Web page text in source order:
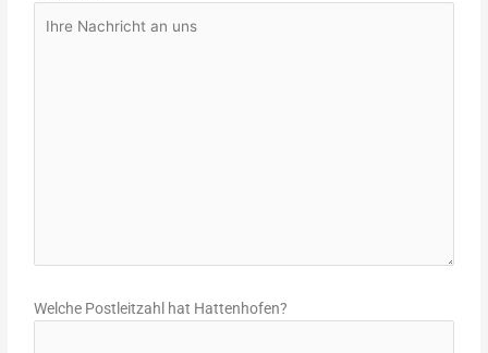
Welche Postleitzahl hat Hattenhofen?